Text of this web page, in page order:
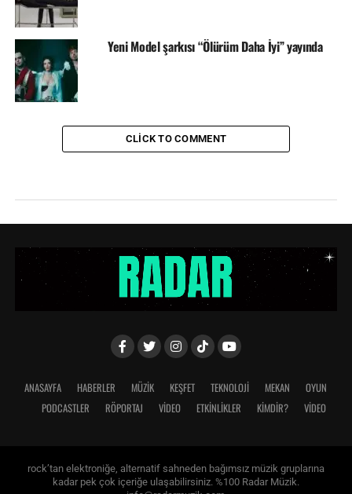
Yeni Model şarkısı “Ölürüm Daha İyi” yayında
CLICK TO COMMENT
ANASAYFA HABERLER MÜZİK KEŞFET TEKNOLOJİ MEKAN
OYUN
PODCASTLER
RÖPORTAJ VİDEO ETKİNLİKLER KİMDİR? VIDEO
rock’tan elektroniğe, alternatif sahneden bağımsız müzik gruplarına
kadar pek çok içeriğe ulaşabilirsiniz. %100 Radar Müzik.